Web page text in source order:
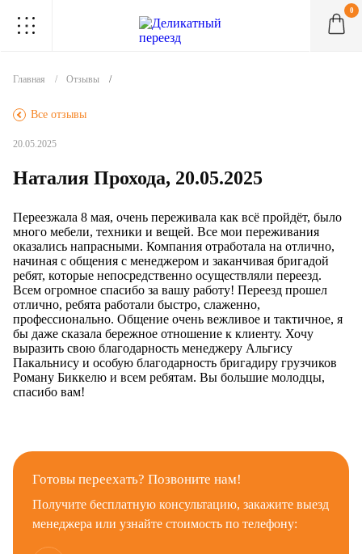
. . .
. . .
. . .
0
Главная Отзывы
Все отзывы
.
20.05.2025
Наталия Прохода, 20.05.2025
Переезжала 8 мая, очень переживала как всё пройдёт, было
много мебели, техники и вещей. Все мои переживания
оказались напрасными. Компания отработала на отлично,
начиная с общения с менеджером и заканчивая бригадой
ребят, которые непосредственно осуществляли переезд.
Всем огромное спасибо за вашу работу! Переезд прошел
отлично, ребята работали быстро, слаженно,
профессионально. Общение очень вежливое и тактичное, я
бы даже сказала бережное отношение к клиенту. Хочу
выразить свою благодарность менеджеру Альгису
Пакальнису и особую благодарность бригадиру грузчиков
Роману Биккелю и всем ребятам. Вы большие молодцы,
спасибо вам!
Готовы переехать? Позвоните нам!
Получите бесплатную консультацию, закажите выезд
менеджера или узнайте стоимость по телефону: